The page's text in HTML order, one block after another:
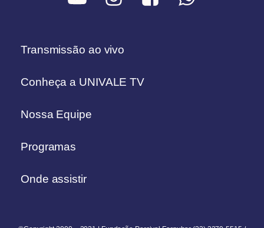
Transmissão ao vivo
Conheça a UNIVALE TV
Nossa Equipe
Programas
Onde assistir